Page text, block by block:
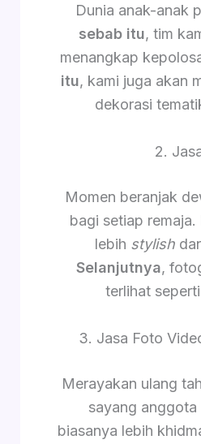
Dunia anak-anak
sebab itu, tim
menangkap
itu, kami juga akan
dekorasi
2.
Momen beranjak
bagi setiap remaja.
lebih stylish
Selanjutnya,
terlihat
3. Jasa Foto
Merayakan ulang
sayang anggota
biasanya lebih